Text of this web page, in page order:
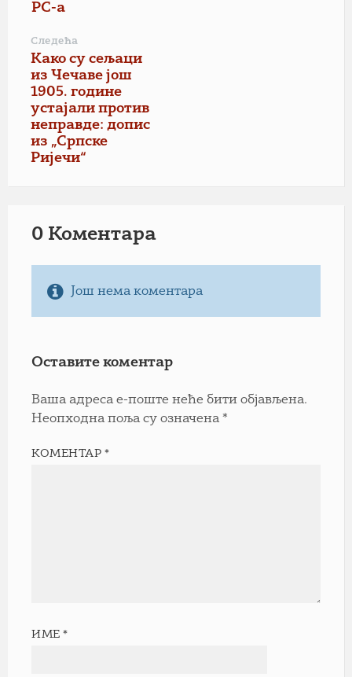
РС-а
Следећа
Како су сељаци
из Чечаве још
1905. године
устајали против
неправде: допис
из „Српске
Ријечи“
0 Коментарa
Још нема коментара
Оставите коментар
Ваша адреса е-поште неће бити објављена.
Неопходна поља су означена *
КОМЕНТАР*
ИМЕ*